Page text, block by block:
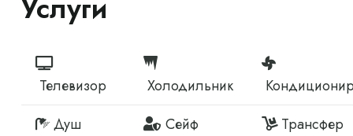
Услуги
Телевизор Холодильник
Душ
Сейф
Трансфер